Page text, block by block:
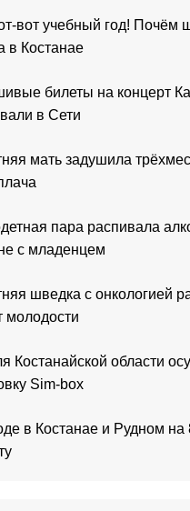
вот учебный год! Почём
в Костанае
билеты на концерт
в Сети
мать задушила
пара распивала
с младенцем
шведка с онкологией
молодости
Костанайской области
Sim-box
в Костанае и Рудном на